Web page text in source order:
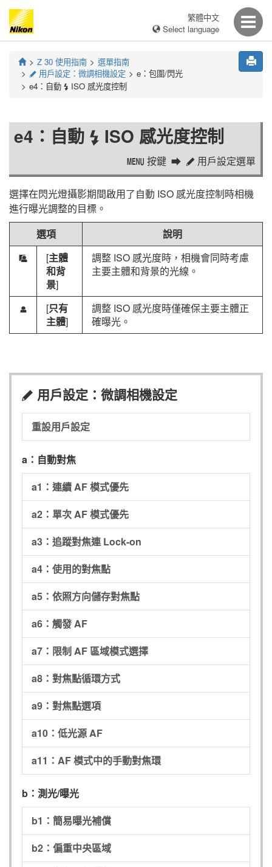
繁體中文
Select language
Z 30 使用指南 選單指南
A 用戶設定：微調相機設定
e：包圍/閃光
e4：自動 c ISO 感光度控制
e4：自動 c ISO 感光度控制
G 按鍵 A 用戶設定選單
選擇在閃光燈攝影期間啟用了自動 ISO 感光度控制時相機
進行曝光調整的目標。
選項
說明
e [主體
和背
景]
調整 ISO 感光度時，相機會同時考慮
主要主體和背景的光線。
f [只有
主體]
調整 ISO 感光度時僅確保主要主體正
確曝光。
A 用戶設定：微調相機設定
重設用戶設定
a：自動對焦
a1：連續 AF 模式優先
a2：單次 AF 模式優先
a3：追蹤對焦連 Lock-on
a4：使用的對焦點
a5：依照方向儲存對焦點
a6：觸發 AF
a7：限制 AF 區域模式選擇
a8：對焦點循環方式
a9：對焦點選項
a10：低光源 AF
a11：AF 模式中的手動對焦環
b：測光/曝光
b1：簡易曝光補償
b2：偏重中央區域